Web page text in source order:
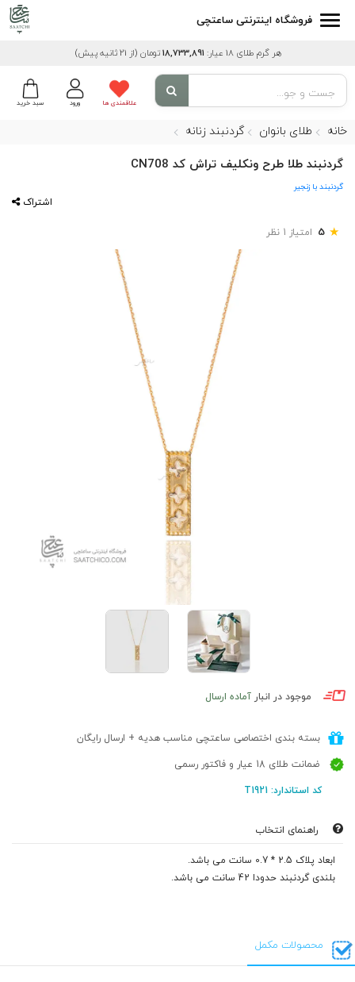
فروشگاه اینترنتی ساعتچی
هر گرم طلای 18 عیار: 18,733,891 تومان (از 21 ثانیه پیش)
سبد خرید ورود علاقمندی ها
خانه طلای بانوان گردنبند زنانه
گردنبند طلا طرح ونکلیف تراش کد CN708
گردنبند با زنجیر
اشتراک
★
5 امتیاز 1 نظر
موجود در انبار آماده ارسال
بسته بندی اختصاصی ساعتچی مناسب هدیه + ارسال رایگان
ضمانت طلای 18 عیار و فاکتور رسمی
کد استاندارد: T1921
راهنمای انتخاب
ابعاد پلاک 2.5 * 0.7 سانت می باشد.
بلندی گردنبند حدودا 42 سانت می باشد.
محصولات مکمل